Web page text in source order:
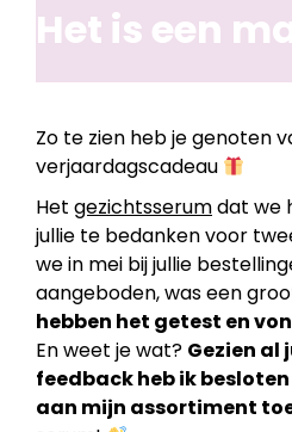
Het is een
Zo te zien heb je genoten
verjaardagscadeau
Het gezichtsserumdat we
jullie te bedanken voor
we in mei bij jullie
aangeboden, was een
hebben het getest en
En weet je wat? Gezien al
feedback heb ik
aan mijn assortiment